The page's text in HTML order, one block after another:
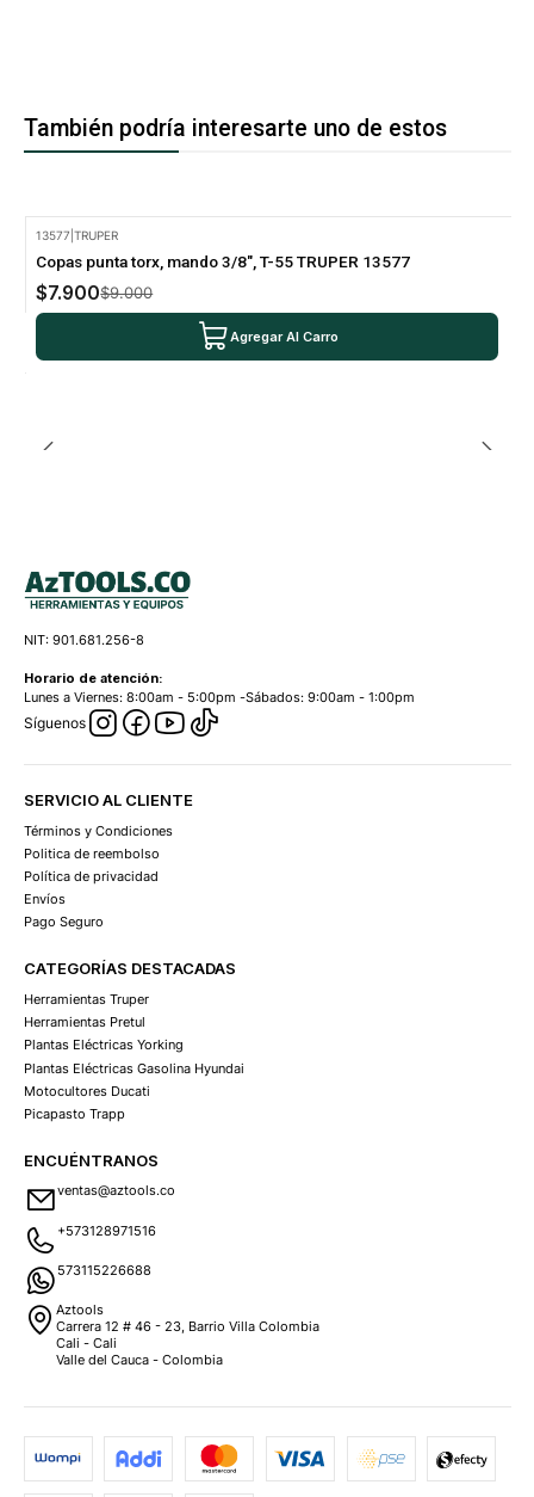
También podría interesarte uno de estos
13577 |TRUPER
Copas punta torx, mando 3/8", T-55 TRUPER 13577
$7.900$9.000
Agregar Al Carro
NIT: 901.681.256-8
Horario de atención:
Lunes a Viernes: 8:00am - 5:00pm -Sábados: 9:00am - 1:00pm
Síguenos
SERVICIO AL CLIENTE
Términos y Condiciones
Politica de reembolso
Política de privacidad
Envíos
Pago Seguro
CATEGORÍAS DESTACADAS
Herramientas Truper
Herramientas Pretul
Plantas Eléctricas Yorking
Plantas Eléctricas Gasolina Hyundai
Motocultores Ducati
Picapasto Trapp
ENCUÉNTRANOS
ventas@aztools.co
+573128971516
573115226688
Aztools
Carrera 12 # 46 - 23, Barrio Villa Colombia
Cali - Cali
Valle del Cauca - Colombia